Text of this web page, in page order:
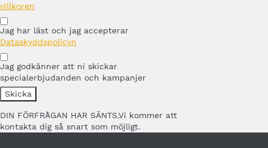
villkoren
Jag har läst och jag accepterar
Dataskyddspolicyn
Jag godkänner att ni skickar
specialerbjudanden och kampanjer
DIN FÖRFRÅGAN HAR SÄNTS.Vi kommer att
kontakta dig så snart som möjligt.